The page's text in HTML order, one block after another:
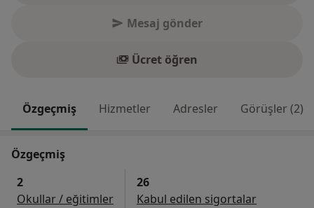
Mesaj gönder
Ücret öğren
Özgeçmiş Hizmetler Adresler Görüşler (2)
Özgeçmiş
2
Okullar / eğitimler
26
Kabul edilen sigortalar